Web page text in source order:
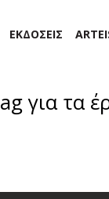
ΕΚΔΟΣΕΙΣ
για τα